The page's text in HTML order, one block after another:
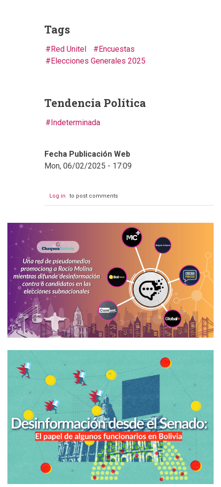
Tags
Red Unitel
Encuestas
Elecciones Generales 2025
Tendencia Política
Indeterminada
Fecha Publicación Web
Mon, 06/02/2025 - 17:09
Log in to post comments